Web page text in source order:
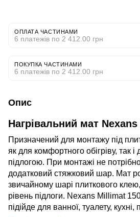
ОПЛАТА ЧАСТИНАМИ
6 платежів по 2 412.00 грн
ПОКУПКА ЧАСТИНАМИ
6 платежів по 2 412.00 грн
Опис
Нагрівальний мат
Призначений для монтажу під
як для комфортного обігріву, так
підлогою. При монтажі не
додатковий стяжковий шар. Мат
звичайному шарі плиткового
рівень підлоги. Nexans Millimat
підійде для ванної, туалету,